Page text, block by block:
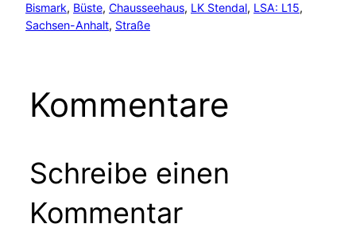
Bismark, Büste, Chausseehaus, LK Stendal, LSA: L15
Sachsen-Anhalt, Straße
Kommentare
Schreibe einen
Kommentar